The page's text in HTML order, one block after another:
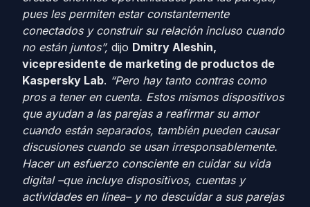
pues les permiten estar constantemente
conectados y construir su relación incluso cuando
no están juntos”, dijo Dmitry Aleshin,
vicepresidente de marketing de productos de
Kaspersky Lab. “Pero hay tanto contras como
pros a tener en cuenta. Estos mismos dispositivos
que ayudan a las parejas a reafirmar su amor
cuando están separados, también pueden causar
discusiones cuando se usan irresponsablemente.
Hacer un esfuerzo consciente en cuidar su vida
digital –que incluye dispositivos, cuentas y
actividades en línea– y no descuidar a sus parejas